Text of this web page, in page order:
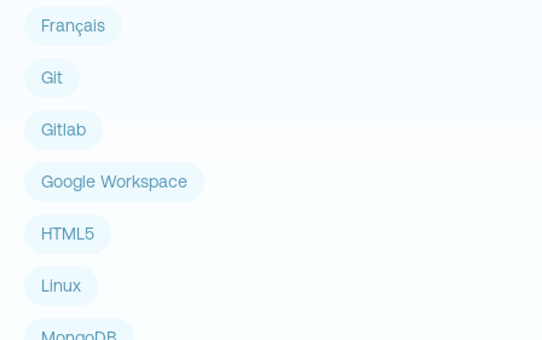
Français
Git
Gitlab
Google Workspace
HTML5
Linux